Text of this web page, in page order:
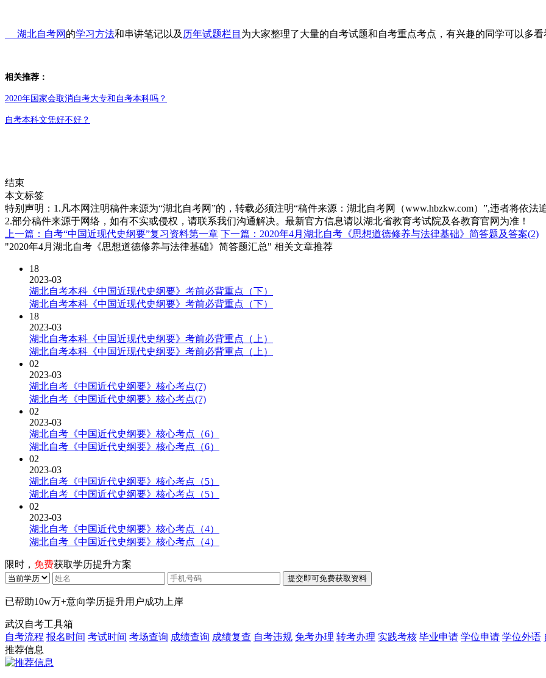
湖北自考网 的学习方法和串讲笔记以及 历年试题栏目 为大家整理了大量的自考试题和自考重点考点，有兴趣的同学可以多看
相关推荐：
2020年国家会取消自考大专和自考本科吗？
自考本科文凭好不好？
结束
本文标签
特别声明：1.凡本网注明稿件来源为“湖北自考网”的，转载必须注明“稿件来源：湖北自考网（www.hbzkw.com）”,违者将依法
2.部分稿件来源于网络，如有不实或侵权，请联系我们沟通解决。最新官方信息请以湖北省教育考试院及各教育官网为准！
上一篇：自考“中国近现代史纲要”复习资料第一章 下一篇：2020年4月湖北自考《思想道德修养与法律基础》简答题及答案(2)
"2020年4月湖北自考《思想道德修养与法律基础》简答题汇总" 相关文章推荐
18
2023-03
湖北自考本科《中国近现代史纲要》考前必背重点（下）
湖北自考本科《中国近现代史纲要》考前必背重点（下）
18
2023-03
湖北自考本科《中国近现代史纲要》考前必背重点（上）
湖北自考本科《中国近现代史纲要》考前必背重点（上）
02
2023-03
湖北自考《中国近代史纲要》核心考点(7)
湖北自考《中国近代史纲要》核心考点(7)
02
2023-03
湖北自考《中国近代史纲要》核心考点（6）
湖北自考《中国近代史纲要》核心考点（6）
02
2023-03
湖北自考《中国近代史纲要》核心考点（5）
湖北自考《中国近代史纲要》核心考点（5）
02
2023-03
湖北自考《中国近代史纲要》核心考点（4）
湖北自考《中国近代史纲要》核心考点（4）
限时， 免费获取学历提升方案
已帮助10w万+意向学历提升用户成功上岸
武汉自考工具箱
自考流程 报名时间 考试时间 考场查询 成绩查询 成绩复查 自考违规 免考办理 转考办理 实践考核 毕业申请 学位申请 学位外语
推荐信息